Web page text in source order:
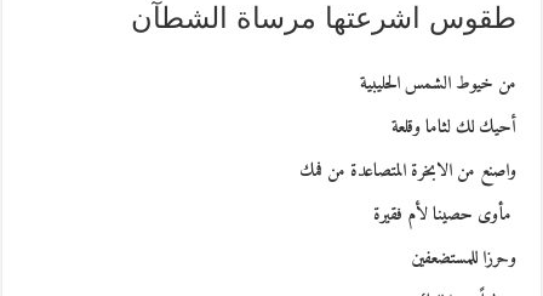
طقوس اشرعتها مرساة الشطآن
من خيوط الشمس الحليبية
أحيك لك لثاما وقلعة
واصنع من الابخرة المتصاعدة من فمك
مأوى حصينا لأم فقيرة
وحرزا للمستضعفين